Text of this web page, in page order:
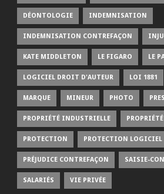
DÉONTOLOGIE INDEMNISATION
INDEMNISATION CONTREFAÇON
KATE MIDDLETON LE FIGARO LE
LOGICIEL DROIT D'AUTEUR LOI 1881
MARQUE MINEUR PHOTO
PROPRIÉTÉ INDUSTRIELLE
PROTECTION PROTECTION LOGICIEL
PRÉJUDICE CONTREFAÇON SAISIE-
SALARIÉS VIE PRIVÉE